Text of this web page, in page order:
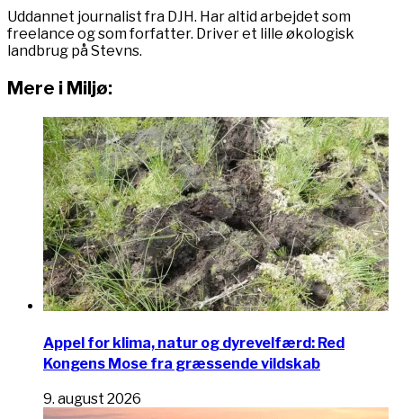
Uddannet journalist fra DJH. Har altid arbejdet som
freelance og som forfatter. Driver et lille økologisk
landbrug på Stevns.
Mere i Miljø:
Appel for klima, natur og dyrevelfærd: Red
Kongens Mose fra græssende vildskab
9. august 2026